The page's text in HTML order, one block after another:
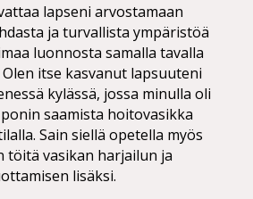
lapseni arvostamaan
ja turvallista ympäristöä
luonnosta samalla tavalla
itse kasvanut lapsuuteni
kylässä, jossa minulla oli
saamista hoitovasikka
Sain siellä opetella myös
töitä vasikan harjailun ja
lisäksi.